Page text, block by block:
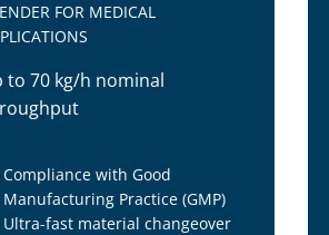
FOR MEDICAL
to 70 kg/h nominal
Compliance with Good
Manufacturing Practice (GMP)
Ultra-fast material changeover